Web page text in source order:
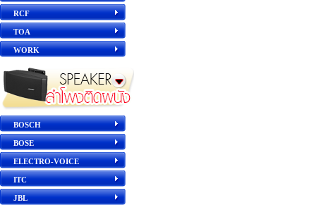
RCF
TOA
WORK
BOSCH
BOSE
ELECTRO-VOICE
ITC
JBL